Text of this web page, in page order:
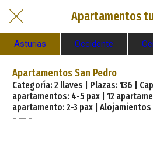
Apartamentos
Asturias Occidente
Apartamentos San Pedro
Categoría: 2 llaves | Plazas: 136 |
apartamentos: 4-5 pax | 12
apartamento: 2-3 pax |
apartamentos están situados en el
- — -